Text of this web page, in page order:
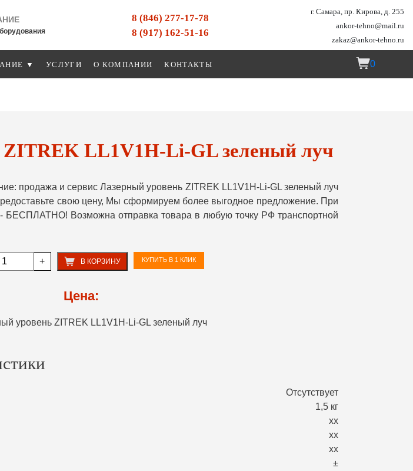
8 (846) 277-17-78
8 (917) 162-51-16
г. Самара, пр. Кирова, д. 255
ankor-tehno@mail.ru
zakaz@ankor-tehno.ru
▼ УСЛУГИ О КОМПАНИИ КОНТАКТЫ 0
ZITREK LL1V1H-Li-GL зеленый луч
продажа и сервис Лазерный уровень ZITREK LL1V1H-Li-GL зеленый луч
свою цену, Мы сформируем более выгодное предложение. При
- БЕСПЛАТНО! Возможна отправка товара в любую точку РФ транспортной
+ В КОРЗИНУ КУПИТЬ В 1 КЛИК
Цена:
Отсутствует
1,5 кг
хх
хх
хх
±